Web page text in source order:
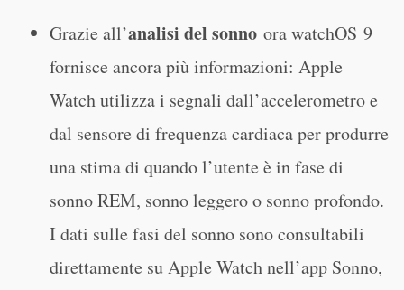
Grazie all’analisi del sonno ora watchOS 9
fornisce ancora più informazioni: Apple
Watch utilizza i segnali dall’accelerometro e
dal sensore di frequenza cardiaca per produrre
una stima di quando l’utente è in fase di
sonno REM, sonno leggero o sonno profondo.
I dati sulle fasi del sonno sono consultabili
direttamente su Apple Watch nell’app Sonno,